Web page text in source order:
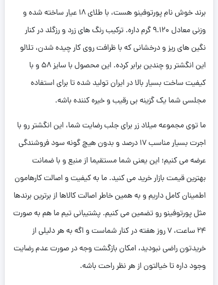
برند خوش نام پورتوفینو هست، با طلای 18 عیار ساخته شده و
وزنی معادل 9.120 گرم داره. ترکیب رنگ های زرد و رزگلد در کنار
نگین های ریز و درخشانی که با ظرافت روی کار چیده شدن، تلالو
این انگشتر رو چندین برابر کرده. این محصول با سایز 58 و با
کیفیت ساخت بسیار بالا در ایران تولید شده تا برای استفاده
مجلسی شما یک گزینه بی رقیب و خیره کننده باشه.
ما توی مجموعه میلاد زر برای جلب رضایت شما، این انگشتر رو با
اجرت بسیار مناسب 17 درصد و بدون هیچ گونه سود فروشندگی
عرضه می کنیم؛ این یعنی شما مستقیما از منبع و با ضمانت
بهترین قیمت بازار خرید می کنید. ما به کیفیت و اصالت کارهامون
اطمینان کامل داریم و به همین خاطر اصالت کالاها از برترین برندها
مثل پورتوفینو رو تضمین می کنیم. پشتیبانی تیم ما هم به صورت
24 ساعت، 7 روز هفته در کنار شماست و اگه به هر دلیلی از
خریدتون راضی نبودید، امکان بازگشت وجه در صورت عدم رضایت
وجود داره تا خیالتون از هر نظر راحت باشه.